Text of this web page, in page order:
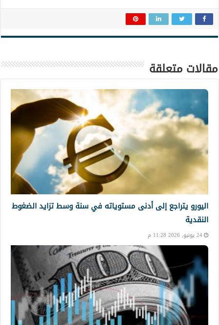
مقالات متعلقة
اليورو يتراجع إلى أدنى مستوياته في سنة وسط تزايد الضغوط
النقدية
24 يونيو, 2026 11:28 م